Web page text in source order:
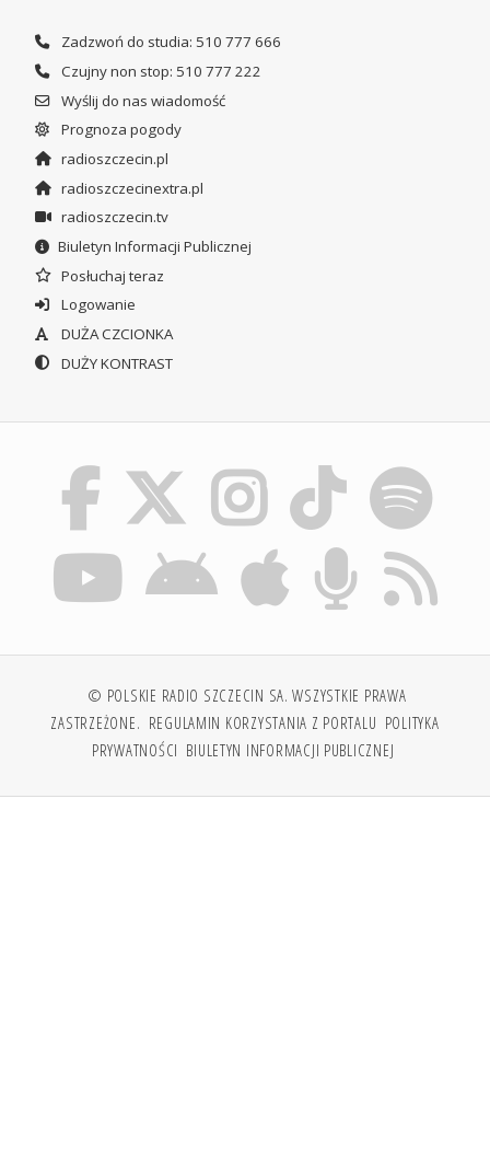
Zadzwoń do studia: 510 777 666
Czujny non stop: 510 777 222
Wyślij do nas wiadomość
Prognoza pogody
radioszczecin.pl
radioszczecinextra.pl
radioszczecin.tv
Biuletyn Informacji Publicznej
Posłuchaj teraz
Logowanie
DUŻA CZCIONKA
DUŻY KONTRAST
© POLSKIE RADIO SZCZECIN SA. WSZYSTKIE PRAWA
ZASTRZEŻONE. REGULAMIN KORZYSTANIA Z PORTALU POLITYKA
PRYWATNOŚCI BIULETYN INFORMACJI PUBLICZNEJ